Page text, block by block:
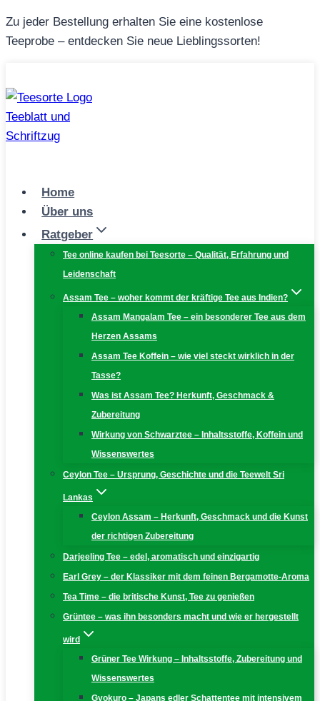
Zum
Inhalt
Zu jeder Bestellung erhalten Sie eine kostenlose
Teeprobe – entdecken Sie neue Lieblingssorten!
Home
Über uns
Ratgeber
Tee online kaufen bei Teesorte – Qualität, Erfahrung und
Leidenschaft
Assam Tee – woher kommt der kräftige Tee aus Indien?
Assam Mangalam Tee – ein besonderer Tee aus dem
Herzen Assams
Assam Tee Koffein – wie viel steckt wirklich in der
Tasse?
Was ist Assam Tee? Herkunft, Geschmack &
Zubereitung
Wirkung von Schwarztee – Inhaltsstoffe, Koffein und
Wissenswertes
Ceylon Tee – Ursprung, Geschichte und die Teewelt Sri
Lankas
Ceylon Assam – Herkunft, Geschmack und die Kunst
der richtigen Zubereitung
Darjeeling Tee – edel, aromatisch und einzigartig
Earl Grey – der Klassiker mit dem feinen Bergamotte-Aroma
Tea Time – die britische Kunst, Tee zu genießen
Grüntee – was ihn besonders macht und wie er hergestellt
wird
Grüner Tee Wirkung – Inhaltsstoffe, Zubereitung und
Wissenswertes
Gyokuro – Japans edler Schattentee mit intensivem